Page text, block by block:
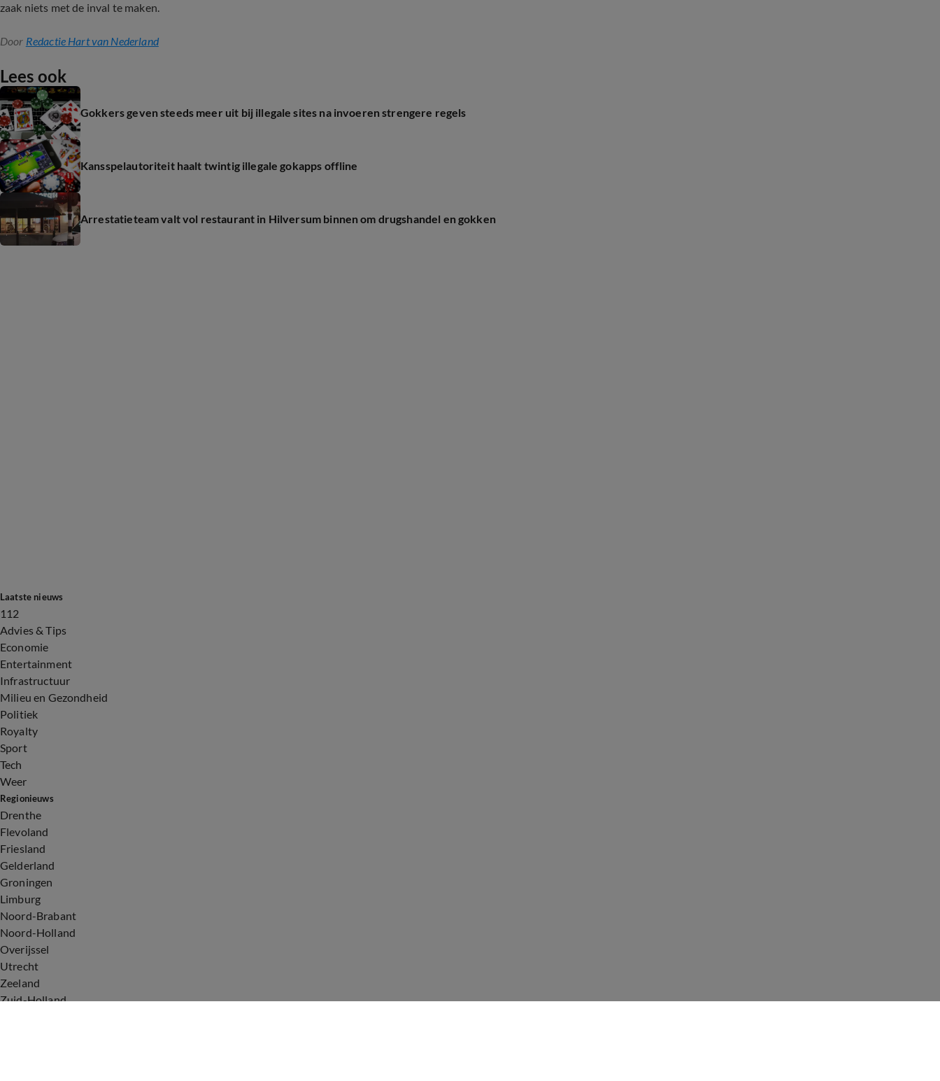
zaak niets met de inval te maken.
Door Redactie Hart van Nederland
Lees ook
Gokkers geven steeds meer uit bij illegale sites na invoeren strengere regels
Kansspelautoriteit haalt twintig illegale gokapps offline
Arrestatieteam valt vol restaurant in Hilversum binnen om drugshandel en gokken
Laatste nieuws
112
Advies & Tips
Economie
Entertainment
Infrastructuur
Milieu en Gezondheid
Politiek
Royalty
Sport
Tech
Weer
Regionieuws
Drenthe
Flevoland
Friesland
Gelderland
Groningen
Limburg
Noord-Brabant
Noord-Holland
Overijssel
Utrecht
Zeeland
Zuid-Holland